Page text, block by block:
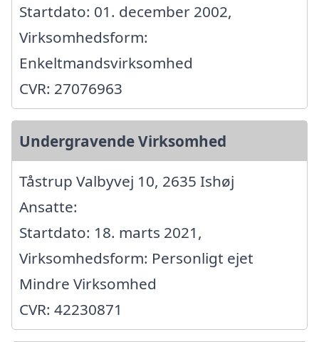
Startdato: 01. december 2002,
Virksomhedsform:
Enkeltmandsvirksomhed
CVR: 27076963
Undergravende Virksomhed
Tåstrup Valbyvej 10, 2635 Ishøj
Ansatte:
Startdato: 18. marts 2021,
Virksomhedsform: Personligt ejet
Mindre Virksomhed
CVR: 42230871